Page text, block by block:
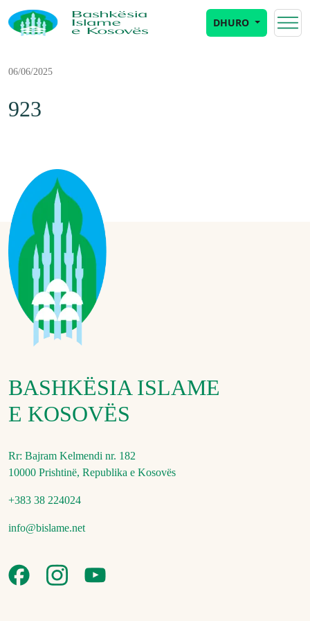
DHURO
06/06/2025
923
BASHKËSIA ISLAME
E KOSOVËS
Rr: Bajram Kelmendi nr. 182
10000 Prishtinë, Republika e Kosovës
+383 38 224024
info@bislame.net